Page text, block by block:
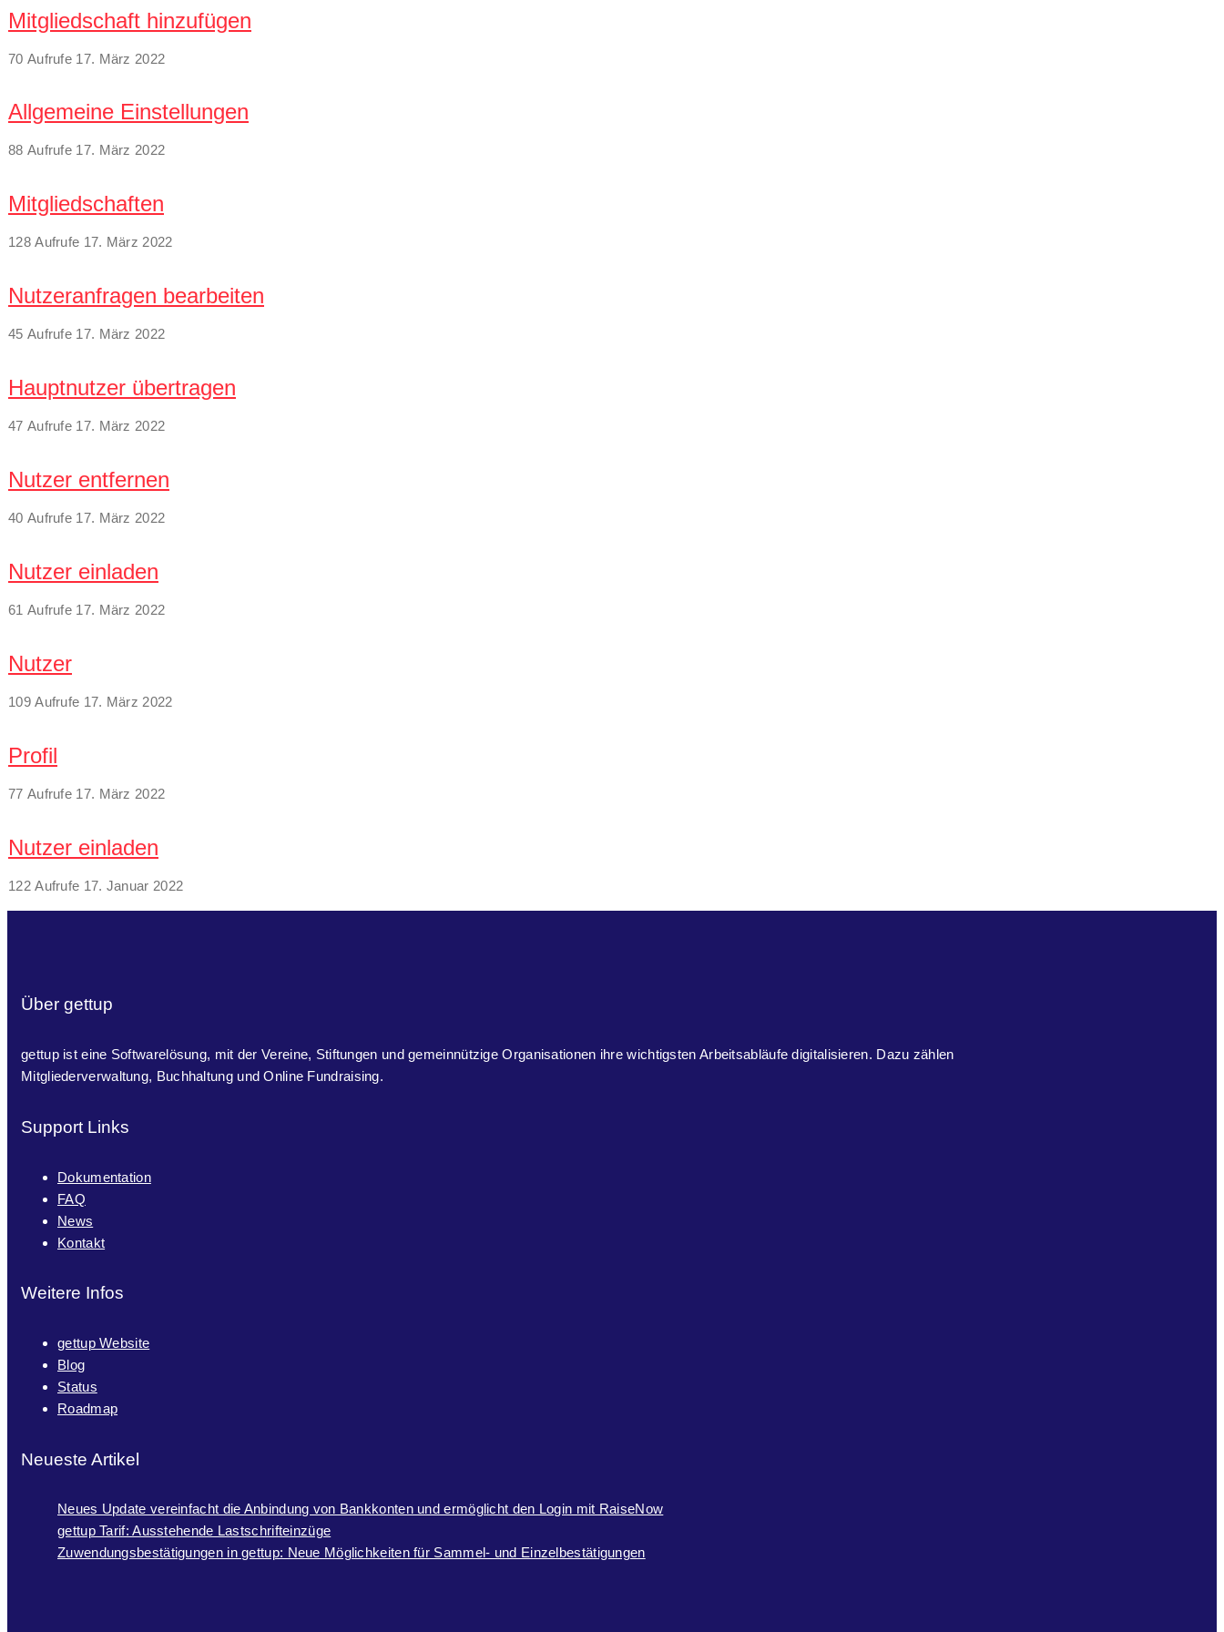
Mitgliedschaft hinzufügen
70 Aufrufe 17. März 2022
Allgemeine Einstellungen
88 Aufrufe 17. März 2022
Mitgliedschaften
128 Aufrufe 17. März 2022
Nutzeranfragen bearbeiten
45 Aufrufe 17. März 2022
Hauptnutzer übertragen
47 Aufrufe 17. März 2022
Nutzer entfernen
40 Aufrufe 17. März 2022
Nutzer einladen
61 Aufrufe 17. März 2022
Nutzer
109 Aufrufe 17. März 2022
Profil
77 Aufrufe 17. März 2022
Nutzer einladen
122 Aufrufe 17. Januar 2022
Über gettup
gettup ist eine Softwarelösung, mit der Vereine, Stiftungen und gemeinnützige Organisationen ihre wichtigsten Arbeitsabläufe digitalisieren. Dazu zählen
Mitgliederverwaltung, Buchhaltung und Online Fundraising.
Support Links
Dokumentation
FAQ
News
Kontakt
Weitere Infos
gettup Website
Blog
Status
Roadmap
Neueste Artikel
Neues Update vereinfacht die Anbindung von Bankkonten und ermöglicht den Login mit RaiseNow
gettup Tarif: Ausstehende Lastschrifteinzüge
Zuwendungsbestätigungen in gettup: Neue Möglichkeiten für Sammel- und Einzelbestätigungen